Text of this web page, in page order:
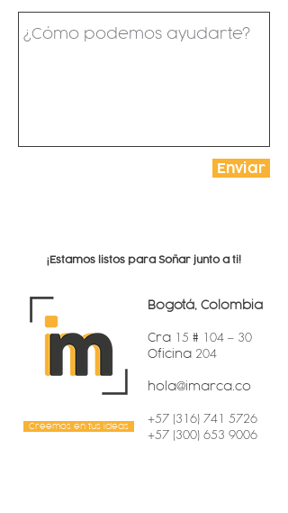
Enviar
¡Estamos listos para Soñar junto a ti!
Creemos en tus ideas
Bogotá, Colombia
Cra 15 # 104 – 30
Oficina 204
hola@imarca.co
+57 (316) 741 5726
+57 (300) 653 9006